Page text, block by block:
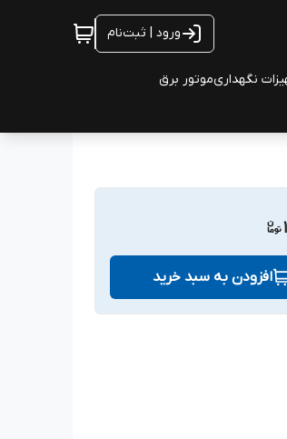
ورود | ثبت‌نام
نگهداریموتور برق
افزودن به سبد خرید